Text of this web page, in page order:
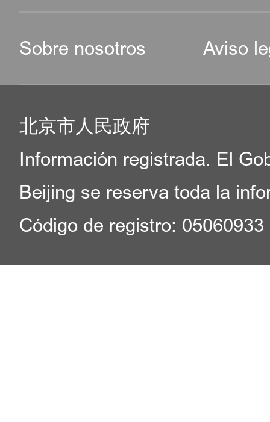
Sobre nosotros Aviso
北京市人民政府
Información registrada. El
Beijing se reserva toda la
Código de registro: 05060933